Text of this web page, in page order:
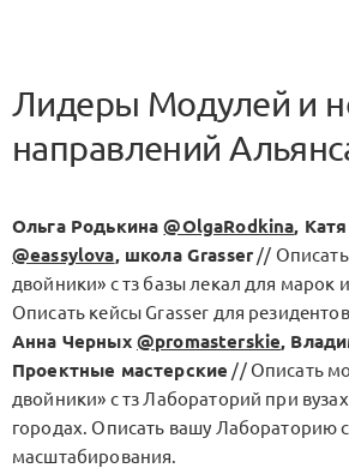
Лидеры Модулей и
направлений
Ольга Родькина@OlgaRodkina,
@eassylova, школа Grasser //
двойники» с тз базы лекал для марок
Описать кейсы Grasser для
Анна Черных @promasterskie,
Проектные мастерские // Описать
двойники» с тз Лабораторий при
городах. Описать вашу Лабораторию с
масштабирования.